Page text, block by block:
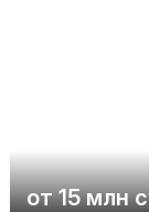
от15 млн